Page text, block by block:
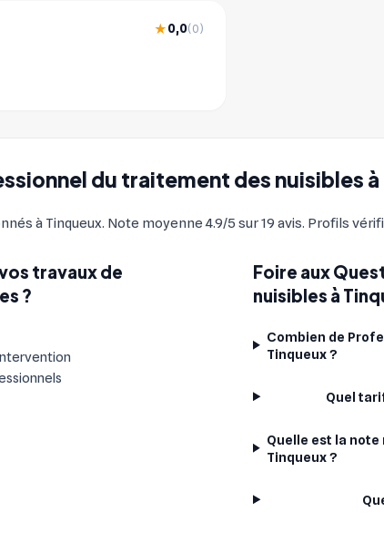
du traitement des nuisibles
à Tinqueux. Note moyenne 4.9/5 sur 19 avis. Profils
travaux de
?
Foire aux
nuisibles à
Combien de
Tinqueux ?
Quel
Quelle est la
Tinqueux ?
★0,0(0)